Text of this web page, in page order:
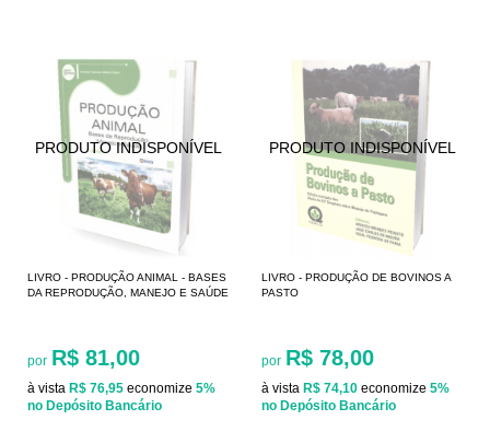
LIVRO - PRODUÇÃO ANIMAL - BASES
DA REPRODUÇÃO, MANEJO E SAÚDE
por R$ 81,00
à vista R$ 76,95 economize 5%
no Depósito Bancário
LIVRO - PRODUÇÃO DE BOVINOS A
PASTO
por R$ 78,00
à vista R$ 74,10 economize 5%
no Depósito Bancário